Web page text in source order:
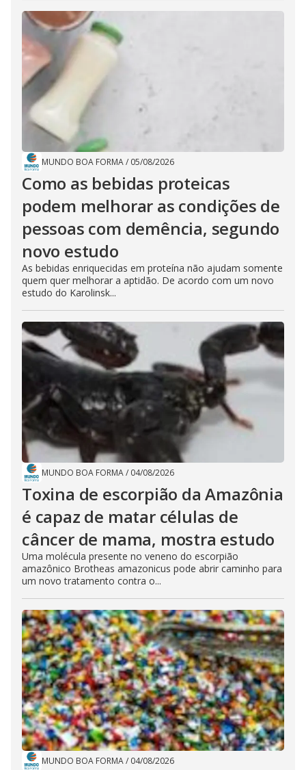
MUNDO BOA FORMA/ 05/08/2026
Como as bebidas proteicas
podem melhorar as condições de
pessoas com demência, segundo
novo estudo
As bebidas enriquecidas em proteína não ajudam somente
quem quer melhorar a aptidão. De acordo com um novo
estudo do Karolinsk...
MUNDO BOA FORMA/ 04/08/2026
Toxina de escorpião da Amazônia
é capaz de matar células de
câncer de mama, mostra estudo
Uma molécula presente no veneno do escorpião
amazônico Brotheas amazonicus pode abrir caminho para
um novo tratamento contra o...
MUNDO BOA FORMA/ 04/08/2026